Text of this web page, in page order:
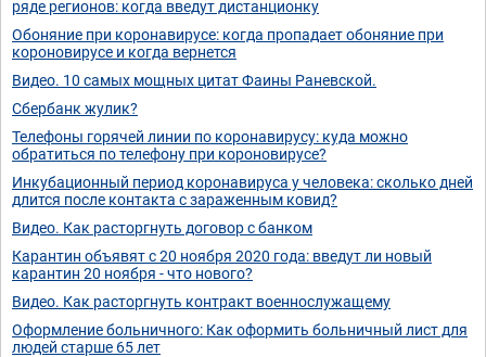
ряде регионов: когда введут дистанционку
Обоняние при коронавирусе: когда пропадает обоняние при
короновирусе и когда вернется
Видео. 10 самых мощных цитат Фаины Раневской.
Сбербанк жулик?
Телефоны горячей линии по коронавирусу: куда можно
обратиться по телефону при короновирусе?
Инкубационный период коронавируса у человека: сколько дней
длится после контакта с зараженным ковид?
Видео. Как расторгнуть договор с банком
Карантин объявят с 20 ноября 2020 года: введут ли новый
карантин 20 ноября - что нового?
Видео. Как расторгнуть контракт военнослужащему
Оформление больничного: Как оформить больничный лист для
людей старше 65 лет